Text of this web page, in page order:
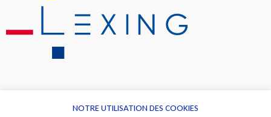
NOTRE UTILISATION DES COOKIES